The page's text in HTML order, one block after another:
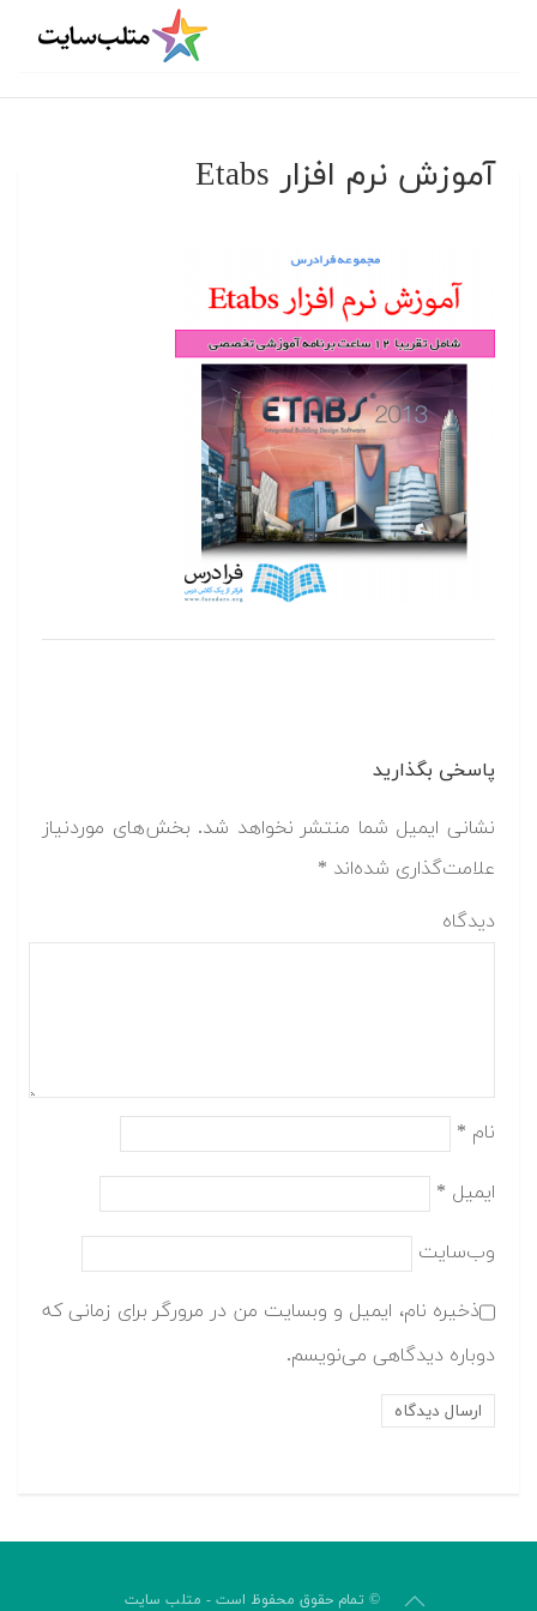
آموزش نرم افزار Etabs
پاسخی بگذارید
نشانی ایمیل شما منتشر نخواهد شد. بخش‌های موردنیاز
علامت‌گذاری شده‌اند *
دیدگاه
نام *
ایمیل *
وب‌سایت
ذخیره نام، ایمیل و وبسایت من در مرورگر برای زمانی که
دوباره دیدگاهی می‌نویسم.
© تمام حقوق محفوظ است - متلب سایت